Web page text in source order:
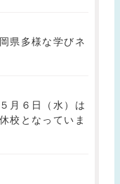
県多様な学びネ
月６日（水）は
校となっていま